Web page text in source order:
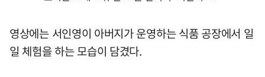
영상에는 서인영이 아버지가 운영하는 식품 공장에서 일
일 체험을 하는 모습이 담겼다.